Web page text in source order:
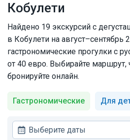
Кобулети
Найдено 19 экскурсий с
в Кобулети на август–сентябрь
гастрономические прогулки с
от 40 евро. Выбирайте маршрут,
бронируйте онлайн.
Гастрономические Для
Выберите даты